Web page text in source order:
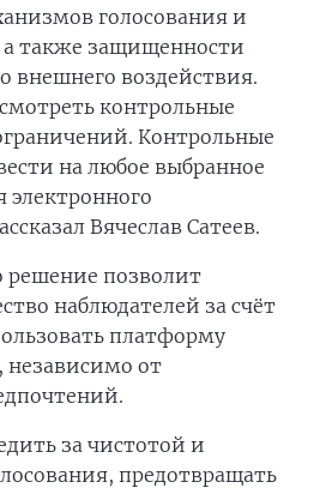
голосования и
а также защищенности
внешнего воздействия.
контрольные
Контрольные
на любое выбранное
электронного
Вячеслав Сатеев.
решение позволит
наблюдателей за счёт
платформу
независимо от
за чистотой и
предотвращать